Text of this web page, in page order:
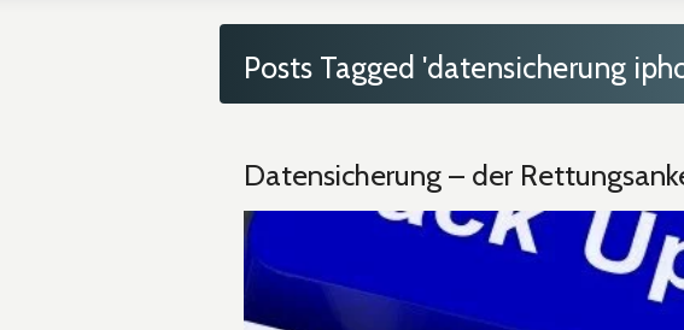
Posts Tagged 'datensicherung
Datensicherung – der